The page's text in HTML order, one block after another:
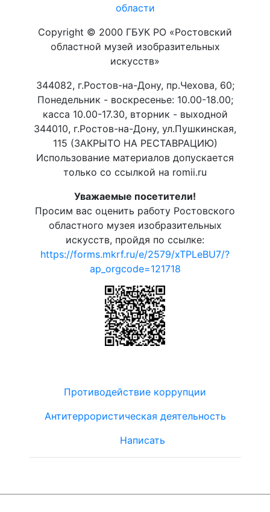
области
Copyright © 2000 ГБУК РО «Ростовский
областной музей изобразительных
искусств»
344082, г.Ростов-на-Дону, пр.Чехова, 60;
Понедельник - воскресенье: 10.00-18.00;
касса 10.00-17.30, вторник - выходной
344010, г.Ростов-на-Дону, ул.Пушкинская,
115 (ЗАКРЫТО НА РЕСТАВРАЦИЮ)
Использование материалов допускается
только со ссылкой на romii.ru
Уважаемые посетители!
Просим вас оценить работу Ростовского
областного музея изобразительных
искусств, пройдя по ссылке:
https://forms.mkrf.ru/e/2579/xTPLeBU7/?
ap_orgcode=121718
Противодействие коррупции
Антитеррористическая деятельность
Написать